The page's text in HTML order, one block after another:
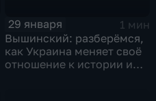
29 января
1 мин
Вышинский: разберёмся,
как Украина меняет своё
отношение к истории и